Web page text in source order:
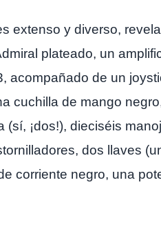
extenso y diverso,
plateado, un
acompañado de un
cuchilla de mango
¡dos!), dieciséis
dos llaves
corriente negro, una